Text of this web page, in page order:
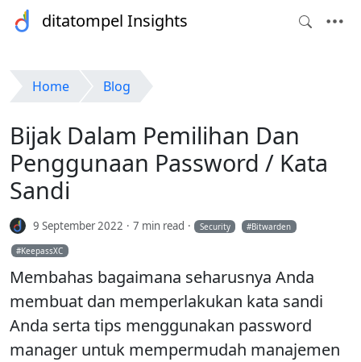
ditatompel Insights
Home Blog
Bijak Dalam Pemilihan Dan
Penggunaan Password / Kata
Sandi
9 September 2022 7 min read Security Bitwarden
KeepassXC
Membahas bagaimana seharusnya Anda
membuat dan memperlakukan kata sandi
Anda serta tips menggunakan password
manager untuk mempermudah manajemen